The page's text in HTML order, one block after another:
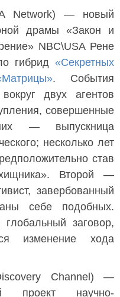
Network) — новый
драмы «Закон и
NBC\USA Рене
гибрид «Секретных
. События
двух агентов
совершенные
— выпускница
несколько лет
став
хищника». Второй —
завербованный
себе подобных.
заговор,
изменение хода
Channel) —
проект научно-